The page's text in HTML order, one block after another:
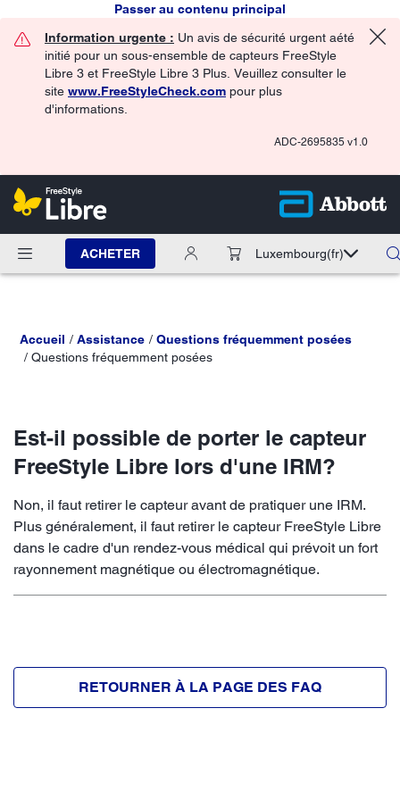
Passer au contenu principal
Information urgente : Un avis de sécurité urgent aété
initié pour un sous-ensemble de capteurs FreeStyle
Libre 3 et FreeStyle Libre 3 Plus. Veuillez consulter le
site www.FreeStyleCheck.com pour plus
d'informations.
ADC-2695835 v1.0
ACHETER Luxembourg(fr)
Accueil Assistance
Questions fréquemment posées
Questions fréquemment posées
Est-il possible de porter le capteur
FreeStyle Libre lors d'une IRM?
Non, il faut retirer le capteur avant de pratiquer une IRM.
Plus généralement, il faut retirer le capteur FreeStyle Libre
dans le cadre d'un rendez-vous médical qui prévoit un fort
rayonnement magnétique ou électromagnétique.
RETOURNER À LA PAGE DES FAQ